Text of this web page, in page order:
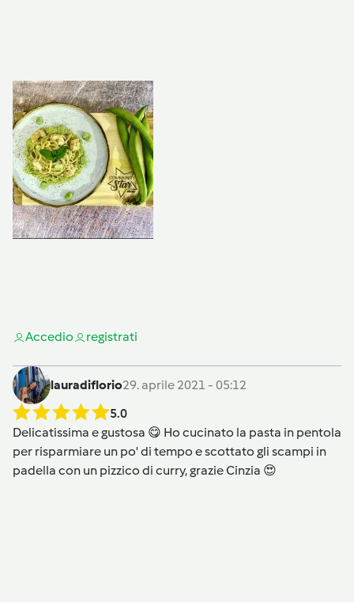
Accedio registrati
lauradiflorio29. aprile 2021 - 05:12
5.0
Delicatissima e gustosa 😋 Ho cucinato la pasta in pentola
per risparmiare un po' di tempo e scottato gli scampi in
padella con un pizzico di curry, grazie Cinzia 😍